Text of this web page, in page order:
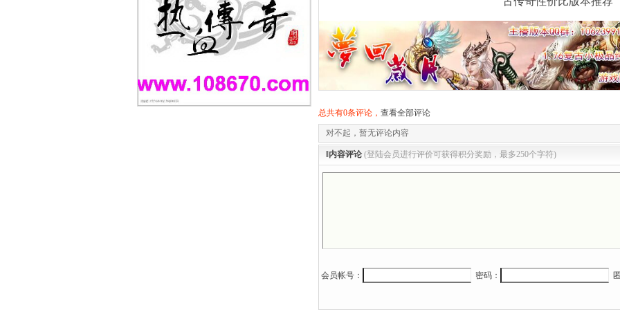
总共有0条评论， 查看全部评论
对不起，暂无评论内容
‖内容评论 (登陆会员进行评价可获得积分奖励，最多250个字符)
会员帐号： 密码：